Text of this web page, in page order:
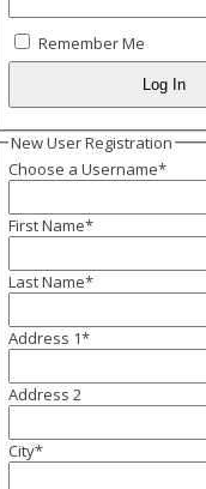
Remember Me
New User Registration
Choose a Username*
First Name*
Last Name*
Address 1*
Address 2
City*